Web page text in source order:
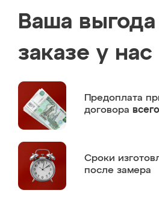
Ваша
заказе у нас
Предоплата
договора
Сроки
после замера